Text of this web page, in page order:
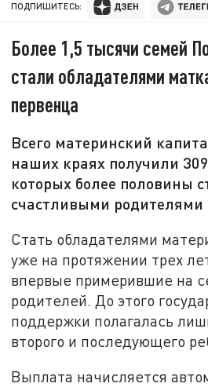
ПОДПИШИТЕСЬ:
Более 1,5 тысячи семей
стали обладателями
первенца
Всего материнский
наших краях получили
которых более половины
счастливыми родителями
Стать обладателями
уже на протяжении трех
впервые примерившие на
родителей. До этого
поддержки полагалась
второго и последующего
Выплата начисляется